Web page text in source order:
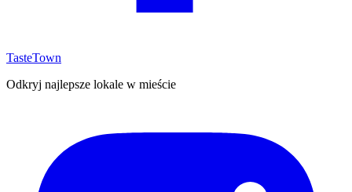
TasteTown
Odkryj najlepsze lokale w mieście